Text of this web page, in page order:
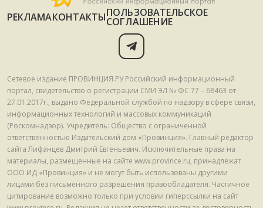
РЕКЛАМАКОНТАКТЫПОЛЬЗОВАТЕЛЬСКОЕ
СОГЛАШЕНИЕ
Сетевое издание ПРОВИНЦИЯ.РУ Российский информационный
портал, свидетельство о регистрации СМИ ЭЛ № ФС 77 – 68463 от
27.01.2017г., выдано Федеральной службой по надзору в сфере связи,
информационных технологий и массовых коммуникаций
(Роскомнадзор). Учредитель: Общество с ограниченной
ответственностью Издательский дом «Провинция». Главный редактор
сайта Лифанцев Дмитрий Евгеньевич. Исключительные права на
материалы, размещенные на сайте www.province.ru, принадлежат
ООО ИД «Провинция» и не могут быть использованы другими
лицами без письменного разрешения правообладателя. Частичное
цитирование возможно только при условии гиперссылки на сайт